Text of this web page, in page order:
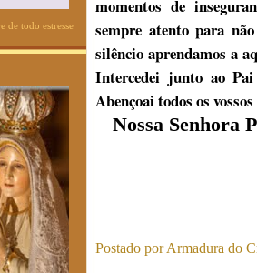
de todo estresse
momentos de
sempre atento para
silêncio aprendamos a
Intercedei junto ao
Abençoai todos os
Nossa Senhora
Postado porArmadura do